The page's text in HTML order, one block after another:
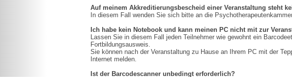
Auf meinem Akkreditierungsbescheid einer Veranstaltung steht
In diesem Fall wenden Sie sich bitte an die
Ich habe kein Notebook und kann meinen PC nicht mit zur
Lassen Sie in diesem Fall jeden Teilnehmer wie gewohnt ein
Fortbildungsausweis.
Sie können nach der Veranstaltung zu Hause an Ihrem PC mit der
Internet melden.
Ist der Barcodescanner unbedingt erforderlich?